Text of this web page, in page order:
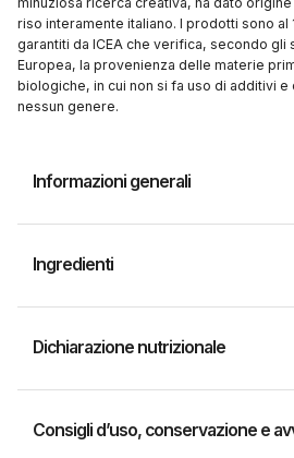
riso interamente italiano. I prodotti sono
garantiti da ICEA che verifica, secondo gli
Europea, la provenienza delle materie
biologiche, in cui non si fa uso di additivi
nessun genere.
Informazioni generali
Ingredienti
Dichiarazione nutrizionale
Consigli d’uso, conservazione e